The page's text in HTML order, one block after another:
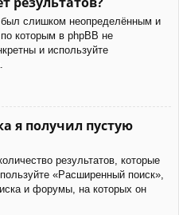
слишком неопределённым и
которым в phpBB не
и используйте
я получил пустую
результатов, которые
«Расширенный поиск»,
и форумы, на которых он